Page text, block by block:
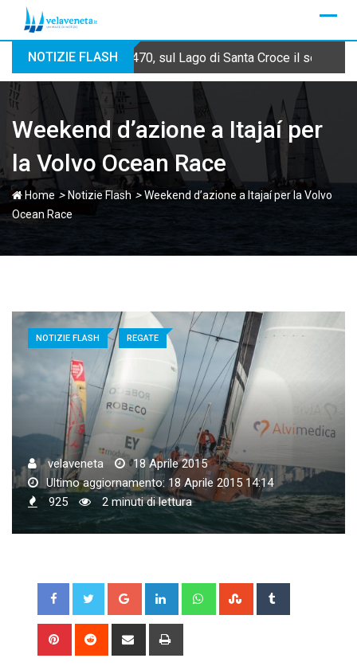
NOTIZIE FLASH 470, sul Lago di Santa Croce il
Weekend d’azione a Itajaí per
la Volvo Ocean Race
Home > Notizie Flash >Weekend d’azione a Itajaí per la Volvo
Ocean Race
NOTIZIE FLASH REGATE
velaveneta
18 Aprile 2015
Ultimo aggiornamento: 18 Aprile 2015 14:14
925
2 minuti di lettura
Google+ LinkedIn WhatsappStumbleUpon
Pinterest Reddit
Share